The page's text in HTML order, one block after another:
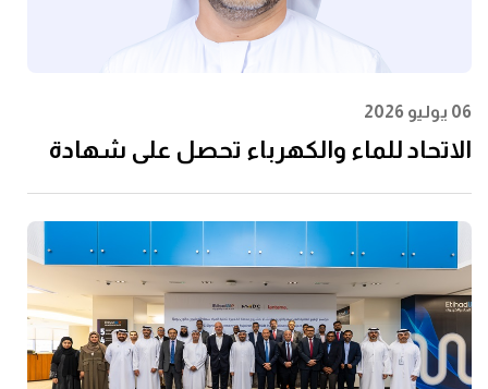
06 يوليو 2026
الاتحاد للماء والكهرباء تحصل على شهادة